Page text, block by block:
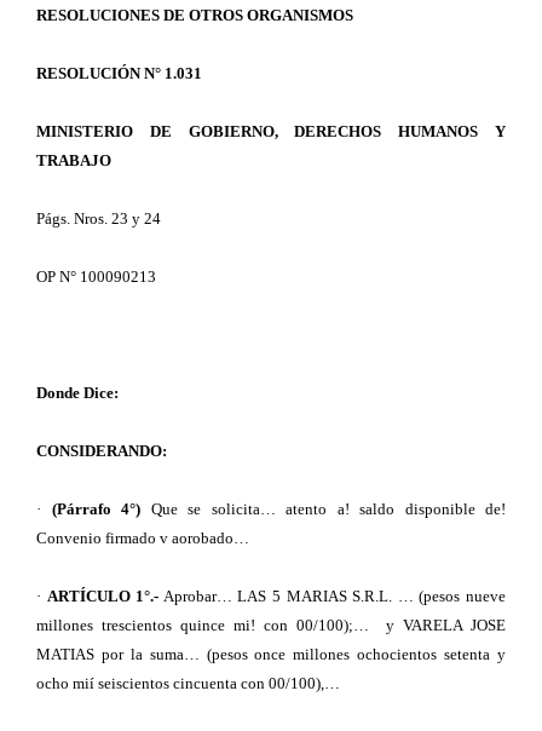
RESOLUCIONES DE OTROS ORGANISMOS
RESOLUCIÓN N° 1.031
MINISTERIO DE GOBIERNO, DERECHOS HUMANOS Y
TRABAJO
Págs. Nros. 23 y 24
OP N° 100090213
Donde Dice:
CONSIDERANDO:
· (Párrafo 4°) Que se solicita… atento a! saldo disponible de!
Convenio firmado v aorobado…
· ARTÍCULO 1°.- Aprobar… LAS 5 MARIAS S.R.L. … (pesos nueve
millones trescientos quince mi! con 00/100);… y VARELA JOSE
MATIAS por la suma… (pesos once millones ochocientos setenta y
ocho mií seiscientos cincuenta con 00/100),…